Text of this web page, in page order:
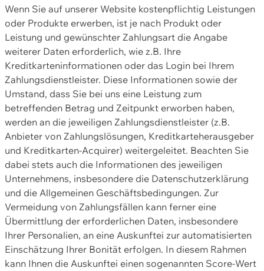
Wenn Sie auf unserer Website kostenpflichtig Leistungen
oder Produkte erwerben, ist je nach Produkt oder
Leistung und gewünschter Zahlungsart die Angabe
weiterer Daten erforderlich, wie z.B. Ihre
Kreditkarteninformationen oder das Login bei Ihrem
Zahlungsdienstleister. Diese Informationen sowie der
Umstand, dass Sie bei uns eine Leistung zum
betreffenden Betrag und Zeitpunkt erworben haben,
werden an die jeweiligen Zahlungsdienstleister (z.B.
Anbieter von Zahlungslösungen, Kreditkarteherausgeber
und Kreditkarten-Acquirer) weitergeleitet. Beachten Sie
dabei stets auch die Informationen des jeweiligen
Unternehmens, insbesondere die Datenschutzerklärung
und die Allgemeinen Geschäftsbedingungen. Zur
Vermeidung von Zahlungsfällen kann ferner eine
Übermittlung der erforderlichen Daten, insbesondere
Ihrer Personalien, an eine Auskunftei zur automatisierten
Einschätzung Ihrer Bonität erfolgen. In diesem Rahmen
kann Ihnen die Auskunftei einen sogenannten Score-Wert